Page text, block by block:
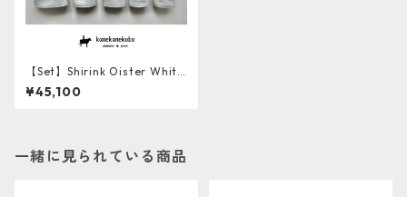
【Set】Shirink Oister White
Leather ソフト牛革ヘッドカ
バー4本セット【１点ものにつ
¥45,100
一緒に見られている商品